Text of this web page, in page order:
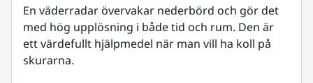
En väderradar övervakar nederbörd och gör det
med hög upplösning i både tid och rum. Den är
ett värdefullt hjälpmedel när man vill ha koll på
skurarna.